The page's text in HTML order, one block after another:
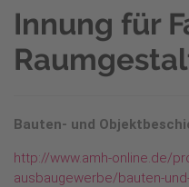
Innung für
Bauten- und
http://www.amh-online.de/
ausbaugewerbe/bauten-